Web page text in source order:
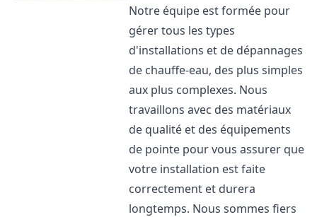
Notre équipe est formée pour
gérer tous les types
d'installations et de dépannages
de chauffe-eau, des plus simples
aux plus complexes. Nous
travaillons avec des matériaux
de qualité et des équipements
de pointe pour vous assurer que
votre installation est faite
correctement et durera
longtemps. Nous sommes fiers